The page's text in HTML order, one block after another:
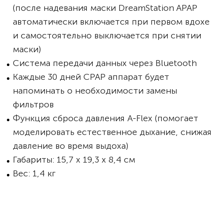
(после надевания маски DreamStation APAP
автоматически включается при первом вдохе
и самостоятельно выключается при снятии
маски)
Система передачи данных через Bluetooth
Каждые 30 дней CPAP аппарат будет
напоминать о необходимости замены
фильтров
Функция сброса давления A-Flex (помогает
моделировать естественное дыхание, снижая
давление во время выдоха)
Габариты: 15,7 x 19,3 x 8,4 см
Вес: 1,4 кг